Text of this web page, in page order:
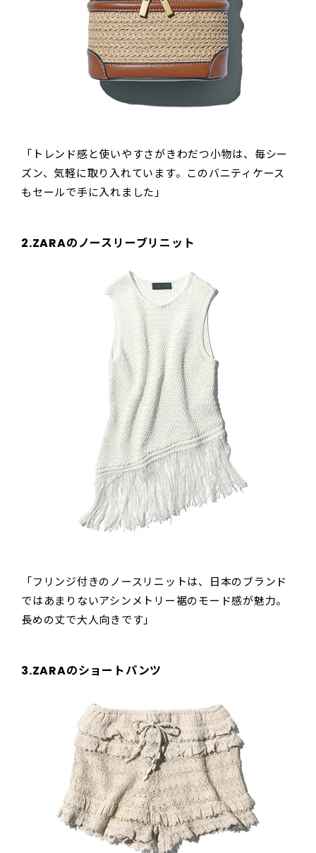
「トレンド感と使いやすさがきわだつ小物は、毎シー
ズン、気軽に取り入れています。このバニティケース
もセールで手に入れました」
2.ZARAのノースリーブリニット
「フリンジ付きのノースリニットは、日本のブランド
ではあまりないアシンメトリー裾のモード感が魅力。
長めの丈で大人向きです」
3.ZARAのショートパンツ